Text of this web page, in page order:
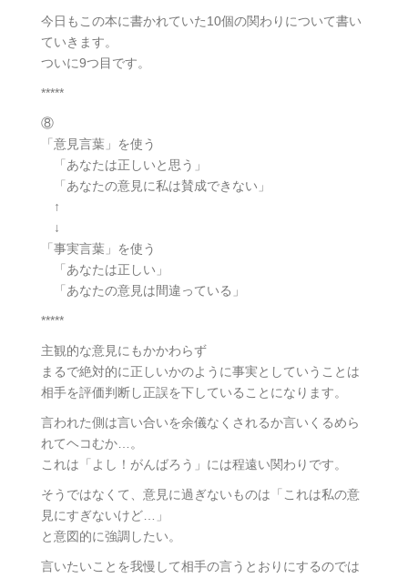
今日もこの本に書かれていた10個の関わりについて書い
ていきます。
ついに9つ目です。
*****
⑧
「意見言葉」を使う
「あなたは正しいと思う」
「あなたの意見に私は賛成できない」
↑
↓
「事実言葉」を使う
「あなたは正しい」
「あなたの意見は間違っている」
*****
主観的な意見にもかかわらず
まるで絶対的に正しいかのように事実としていうことは
相手を評価判断し正誤を下していることになります。
言われた側は言い合いを余儀なくされるか言いくるめら
れてヘコむか…。
これは「よし！がんばろう」には程遠い関わりです。
そうではなくて、意見に過ぎないものは「これは私の意
見にすぎないけど…」
と意図的に強調したい。
言いたいことを我慢して相手の言うとおりにするのでは